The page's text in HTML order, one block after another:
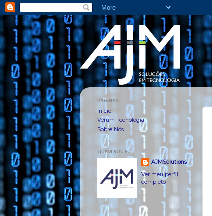
PÁGINAS
Início
Verum Tecnologia
Sobre Nós
QUEM SOU EU
AJMSolutions
Ver meu perfil
completo